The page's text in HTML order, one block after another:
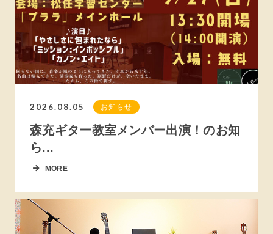
2026.08.05 お知らせ
森充ギター教室メンバー出演！のお知
ら...
MORE